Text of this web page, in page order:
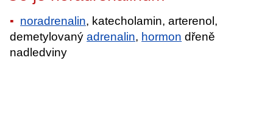
noradrenalin, katecholamin, arterenol,
demetylovanýadrenalin, hormon dřeně
nadledviny